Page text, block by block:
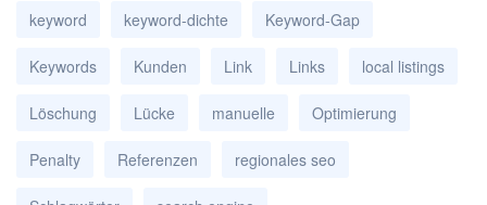
keyword keyword-dichte Keyword-Gap
Keywords Kunden Link Links local listings
Löschung Lücke manuelle Optimierung
Penalty Referenzen regionales seo